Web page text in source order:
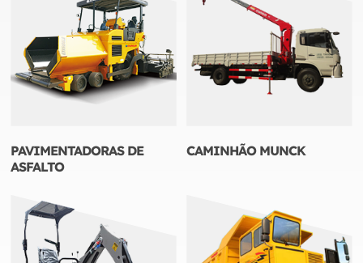
PAVIMENTADORAS DE
ASFALTO
CAMINHÃO MUNCK